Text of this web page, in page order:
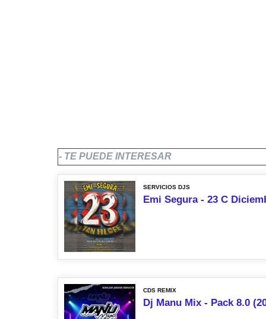
- TE PUEDE INTERESAR
SERVICIOS DJS
Emi Segura - 23 C
CDS REMIX
Dj Manu Mix - Pack 8.0